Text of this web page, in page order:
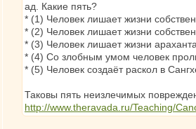
ад. Какие пять?
* (1) Человек лишает жизни
* (2) Человек лишает жизни
* (3) Человек лишает жизни
* (4) Со злобным умом человек
* (5) Человек создаёт раскол в
Таковы пять неизлечимых
http://www.theravada.ru/Teaching/